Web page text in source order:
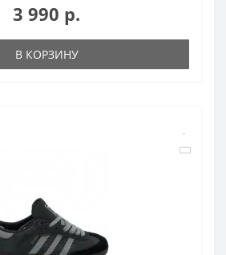
3 990 р.
В КОРЗИНУ